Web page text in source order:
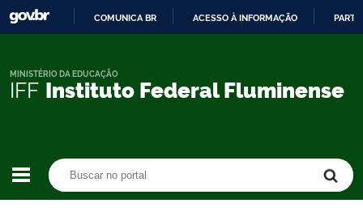
CONTEÚDO
COMUNICA BR ACESSO À INFORMAÇÃO
IFF Instituto Federal Fluminense
MINISTÉRIO DA EDUCAÇÃO